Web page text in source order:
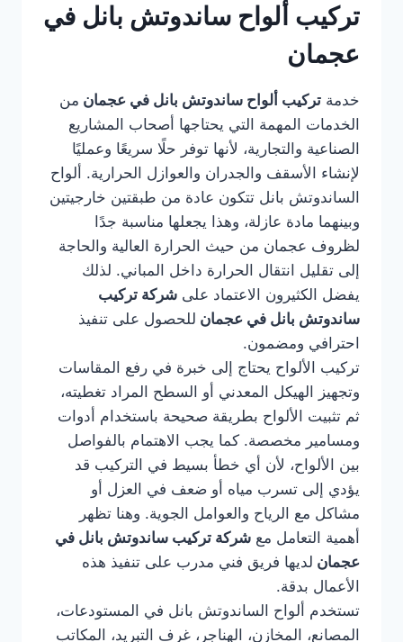
تركيب ألواح ساندوتش بانل في
عجمان
خدمة تركيب ألواح ساندوتش بانل في عجمان من
الخدمات المهمة التي يحتاجها أصحاب المشاريع
الصناعية والتجارية، لأنها توفر حلًا سريعًا وعمليًا
لإنشاء الأسقف والجدران والعوازل الحرارية. ألواح
الساندوتش بانل تتكون عادة من طبقتين خارجيتين
وبينهما مادة عازلة، وهذا يجعلها مناسبة جدًا
لظروف عجمان من حيث الحرارة العالية والحاجة
إلى تقليل انتقال الحرارة داخل المباني. لذلك
يفضل الكثيرون الاعتماد على شركة تركيب
ساندوتش بانل في عجمان للحصول على تنفيذ
احترافي ومضمون.
تركيب الألواح يحتاج إلى خبرة في رفع المقاسات
وتجهيز الهيكل المعدني أو السطح المراد تغطيته،
ثم تثبيت الألواح بطريقة صحيحة باستخدام أدوات
ومسامير مخصصة. كما يجب الاهتمام بالفواصل
بين الألواح، لأن أي خطأ بسيط في التركيب قد
يؤدي إلى تسرب مياه أو ضعف في العزل أو
مشاكل مع الرياح والعوامل الجوية. وهنا تظهر
أهمية التعامل مع شركة تركيب ساندوتش بانل في
عجمان لديها فريق فني مدرب على تنفيذ هذه
الأعمال بدقة.
تستخدم ألواح الساندوتش بانل في المستودعات،
المصانع، المخازن، الهناجر، غرف التبريد، المكاتب